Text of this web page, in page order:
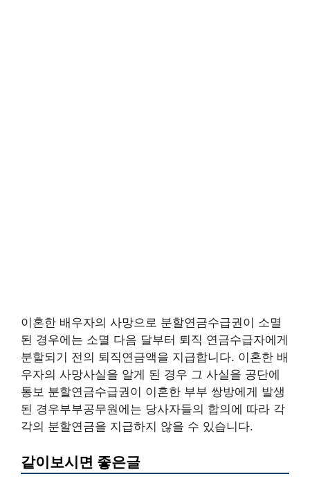
이혼한 배우자의 사망으로 분할연금수급권이 소멸
된 경우에는 소멸 다음 달부터 퇴직 연금수급자에게
분할되기 전의 퇴직연금액을 지급합니다. 이혼한 배
우자의 사망사실을 알게 된 경우 그 사실을 공단에
통보 분할연금수급권이 이혼한 부부 쌍방에게 발생
된 경우부부공무원에는 당사자들의 합의에 따라 각
각의 분할연금을 지급하지 않을 수 있습니다.
같이보시면 좋은글